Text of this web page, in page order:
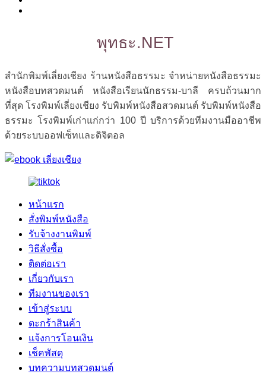
พุทธะ.NET
สำนักพิมพ์เลี่ยงเชียง ร้านหนังสือธรรมะ จำหน่ายหนังสือธรรมะ
หนังสือบทสวดมนต์ หนังสือเรียนนักธรรม-บาลี ครบถ้วนมาก
ที่สุด โรงพิมพ์เลี่ยงเชียง รับพิมพ์หนังสือสวดมนต์ รับพิมพ์หนังสือ
ธรรมะ โรงพิมพ์เก่าแก่กว่า 100 ปี บริการด้วยทีมงานมืออาชีพ
ด้วยระบบออฟเซ็ทและดิจิตอล
หน้าแรก
สั่งพิมพ์หนังสือ
รับจ้างงานพิมพ์
วิธีสั่งซื้อ
ติดต่อเรา
เกี่ยวกับเรา
ทีมงานของเรา
เข้าสู่ระบบ
ตะกร้าสินค้า
แจ้งการโอนเงิน
เช็คพัสดุ
บทความบทสวดมนต์